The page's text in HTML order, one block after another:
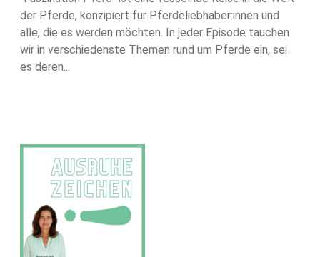
der Pferde, konzipiert für Pferdeliebhaber:innen und
alle, die es werden möchten. In jeder Episode tauchen
wir in verschiedenste Themen rund um Pferde ein, sei
es deren...